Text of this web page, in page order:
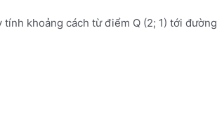
khoảng cách từ điểm Q (2; 1) tới đường